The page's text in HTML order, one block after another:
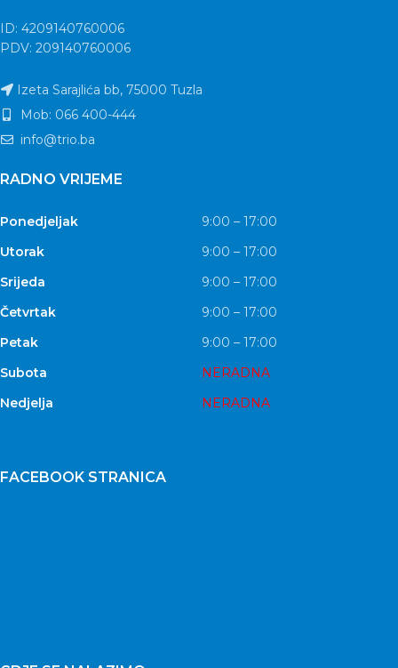
ID: 4209140760006
PDV: 209140760006
Izeta Sarajlića bb, 75000 Tuzla
Mob: 066 400-444
info@trio.ba
RADNO VRIJEME
Ponedjeljak
9:00 – 17:00
Utorak
9:00 – 17:00
Srijeda
9:00 – 17:00
Četvrtak
9:00 – 17:00
Petak
9:00 – 17:00
Subota
NERADNA
Nedjelja
NERADNA
FACEBOOK STRANICA